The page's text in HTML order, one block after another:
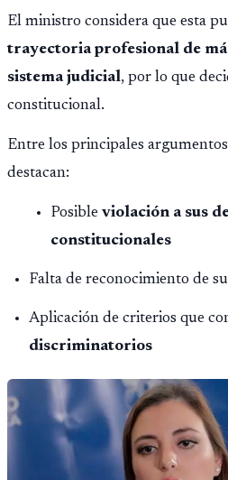
Montepío y 50 años de edad, o
importar edad.
El ministro considera que esta
trayectoria profesional de
sistema judicial, por lo que
constitucional.
Entre los principales
destacan:
Posible violación a sus
constitucionales
Falta de reconocimiento de
Aplicación de criterios que
discriminatorios